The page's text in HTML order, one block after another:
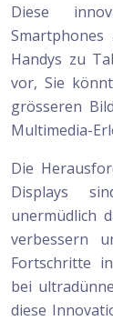
Diese
Handys zu
vor, Sie
grösseren
Multimedia-
Die
Displays
unermüdlich
verbessern
Fortschritte
bei
diese